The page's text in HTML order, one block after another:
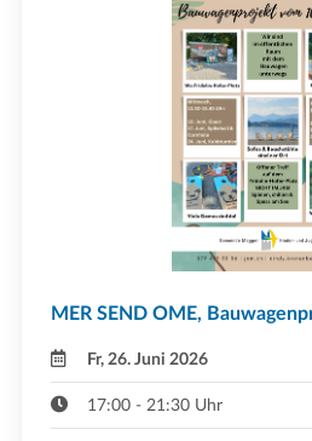
MER SEND OME,
Fr, 26. Juni 2026
17:00 - 21:30 Uhr